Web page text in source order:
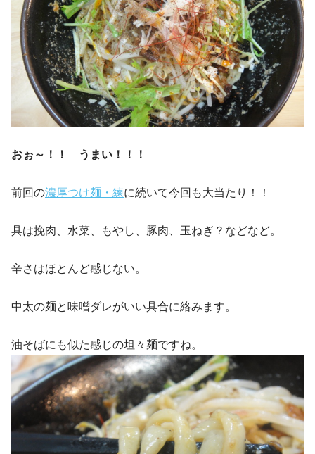
おぉ～！！ うまい！！！
前回の濃厚つけ麺・練に続いて今回も大当たり！！
具は挽肉、水菜、もやし、豚肉、玉ねぎ？などなど。
辛さはほとんど感じない。
中太の麺と味噌ダレがいい具合に絡みます。
油そばにも似た感じの坦々麺ですね。